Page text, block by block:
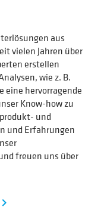
aus
vielen Jahren über
erstellen
wie z. B.
eine hervorragende
Know-how zu
und
und Erfahrungen
freuen uns über
navigate_next